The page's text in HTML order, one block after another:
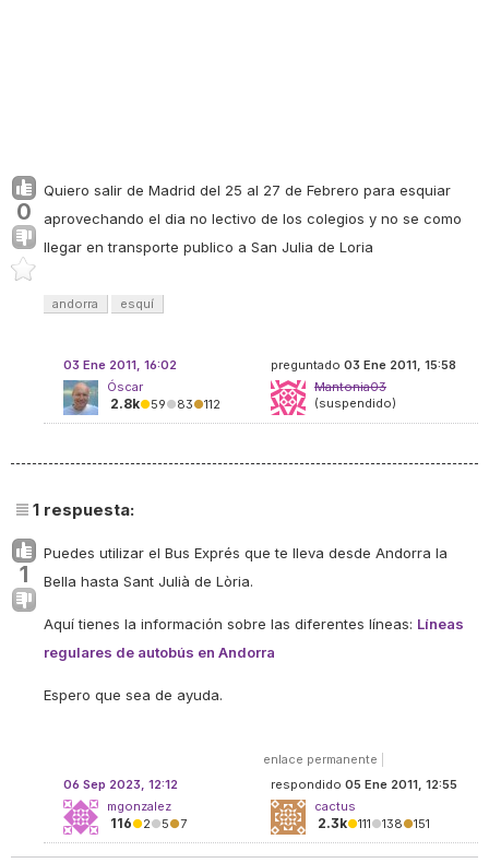
0
Quiero salir de Madrid del 25 al 27 de Febrero para esquiar
aprovechando el dia no lectivo de los colegios y no se como
llegar en transporte publico a San Julia de Loria
andorra esquí
preguntado 03 Ene 2011, 15:58
Mantonia03
(suspendido)
03 Ene 2011, 16:02
Óscar
2.8k●59●83●112
1 respuesta:
1
Puedes utilizar el Bus Exprés que te lleva desde Andorra la
Bella hasta Sant Julià de Lòria.
Aquí tienes la información sobre las diferentes líneas: Líneas
regulares de autobús en Andorra
Espero que sea de ayuda.
enlace permanente
respondido 05 Ene 2011, 12:55
cactus
2.3k●111●138●151
06 Sep 2023, 12:12
mgonzalez
116●2●5●7